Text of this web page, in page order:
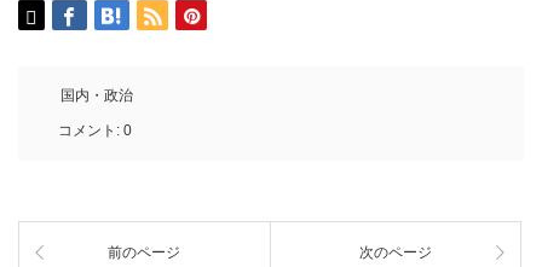
国内・政治
コメント: 0
前のページ 次のページ